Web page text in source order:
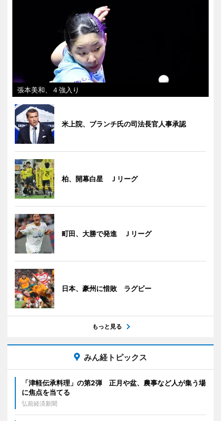
張本美和、４強入り
米上院、ブランチ氏の司法長官人事承認
柏、開幕白星 Ｊリーグ
町田、大勝で発進 Ｊリーグ
日本、豪州に惜敗 ラグビー
もっと見る
みん経トピックス
「津軽伝承料理」の第2弾 正月や盆、農事など人が集う場
に焦点を当てる
弘前経済新聞